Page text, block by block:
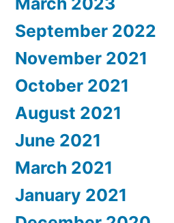
September 2022
November 2021
October 2021
August 2021
June 2021
March 2021
January 2021